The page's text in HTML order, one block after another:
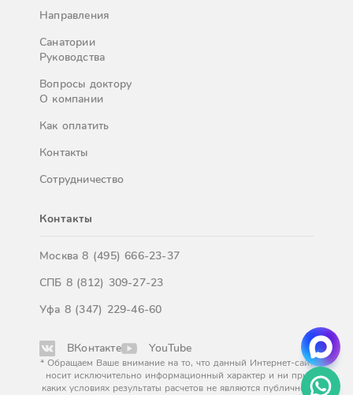
Направления
Санатории
Руководства
Вопросы доктору
О компании
Как оплатить
Контакты
Сотрудничество
Контакты
Москва8 (495) 666-23-37
СПБ 8 (812) 309-27-23
Уфа 8 (347) 229-46-60
ВКонтакте YouTube
* Обращаем Ваше внимание на то, что данный Интернет-сайт
носит исключительно информационный характер и ни при
каких условиях результаты расчетов не являются публичной